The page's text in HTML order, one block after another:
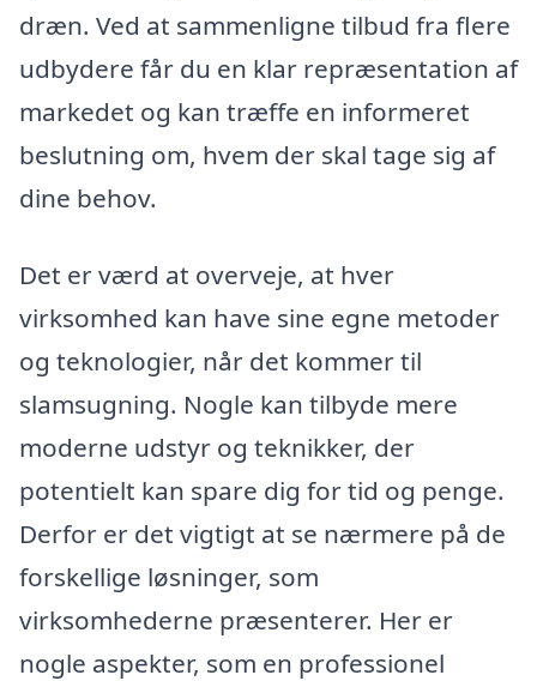
dræn. Ved at sammenligne tilbud fra flere
udbydere får du en klar repræsentation af
markedet og kan træffe en informeret
beslutning om, hvem der skal tage sig af
dine behov.
Det er værd at overveje, at hver
virksomhed kan have sine egne metoder
og teknologier, når det kommer til
slamsugning. Nogle kan tilbyde mere
moderne udstyr og teknikker, der
potentielt kan spare dig for tid og penge.
Derfor er det vigtigt at se nærmere på de
forskellige løsninger, som
virksomhederne præsenterer. Her er
nogle aspekter, som en professionel